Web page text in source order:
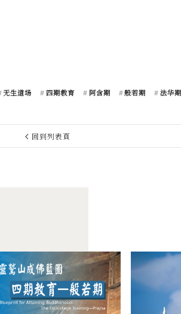
无生道场 四期教育 阿含期 般若期 法华期
回到列表頁